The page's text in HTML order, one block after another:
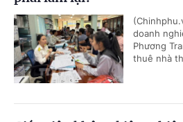
doanh
Phương
thuê nhà